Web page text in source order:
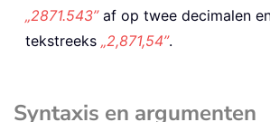
„2871.543”af op twee decimalen
tekstreeks „2,871,54”.
Syntaxis en argumenten